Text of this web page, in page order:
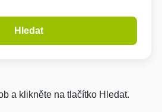
Hledat
a klikněte na tlačítko Hledat.